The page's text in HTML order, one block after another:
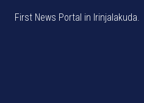
First News Portal in Irinjalakuda.